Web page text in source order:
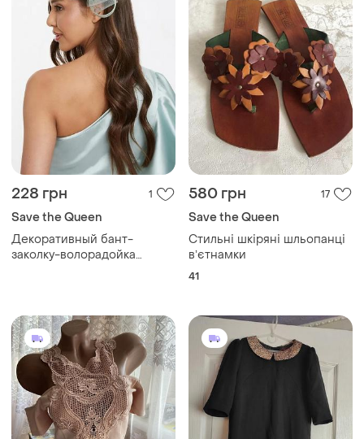
228 грн 1
Save the Queen
Декоративный бант-
заколку-волорадойка
и жемчужинами
580 грн 17
Save the Queen
Стильні шкіряні шльопанці
вʼєтнамки
41